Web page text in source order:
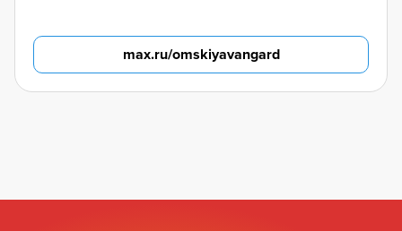
max.ru/omskiyavangard